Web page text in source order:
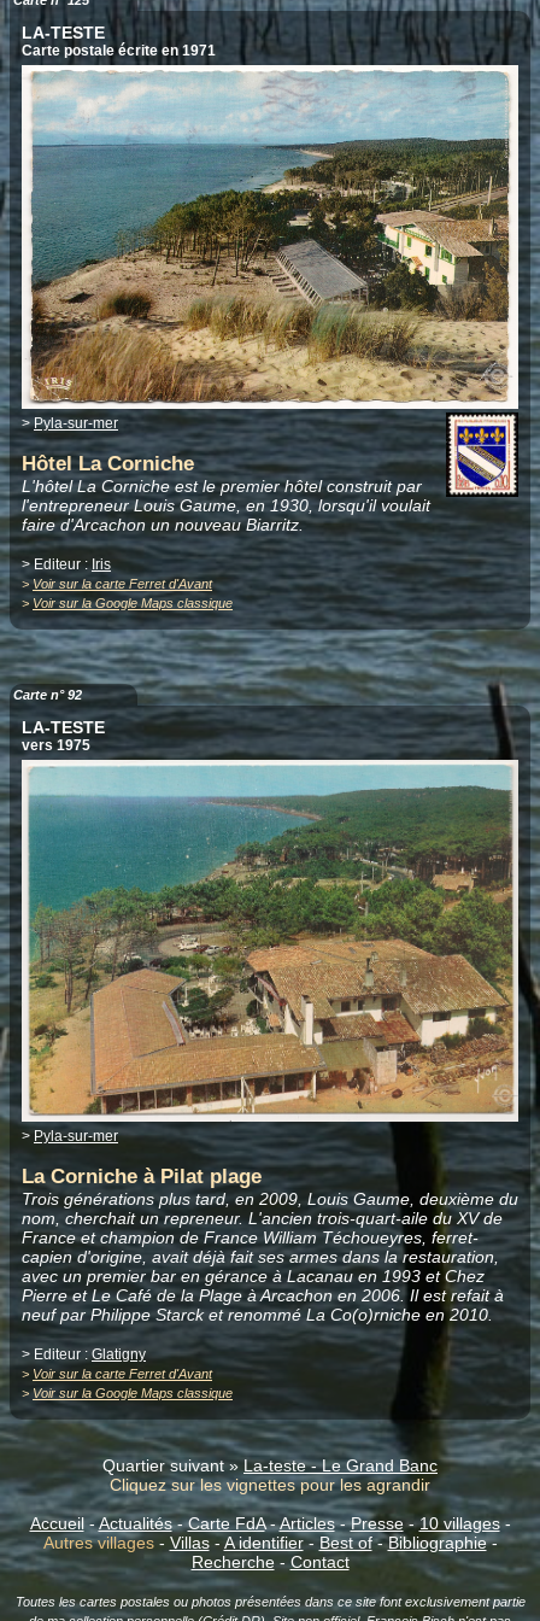
LA-TESTE
Carte postale écrite en 1971
>Pyla-sur-mer
Hôtel La Corniche
L'hôtel La Corniche est le premier hôtel construit par
l'entrepreneur Louis Gaume, en 1930, lorsqu'il voulait
faire d'Arcachon un nouveau Biarritz.
> Editeur : Iris
> Voir sur la carte Ferret d'Avant
>Voir sur la Google Maps classique
Carte n° 92
LA-TESTE
vers 1975
> Pyla-sur-mer
La Corniche à Pilat plage
Trois générations plus tard, en 2009, Louis Gaume, deuxième du
nom, cherchait un repreneur. L'ancien trois-quart-aile du XV de
France et champion de France William Téchoueyres, ferret-
capien d'origine, avait déjà fait ses armes dans la restauration,
avec un premier bar en gérance à Lacanau en 1993 et Chez
Pierre et Le Café de la Plage à Arcachon en 2006. Il est refait à
neuf par Philippe Starck et renommé La Co(o)rniche en 2010.
> Editeur : Glatigny
> Voir sur la carte Ferret d'Avant
>Voir sur la Google Maps classique
Quartier suivant »La-teste - Le Grand Banc
Cliquez sur les vignettes pour les agrandir
Accueil-Actualités-Carte FdA-Articles-Presse-10 villages-
Autres villages- Villas-A identifier- Best of-Bibliographie-
Recherche-Contact
Toutes les cartes postales ou photos présentées dans ce site font exclusivement partie